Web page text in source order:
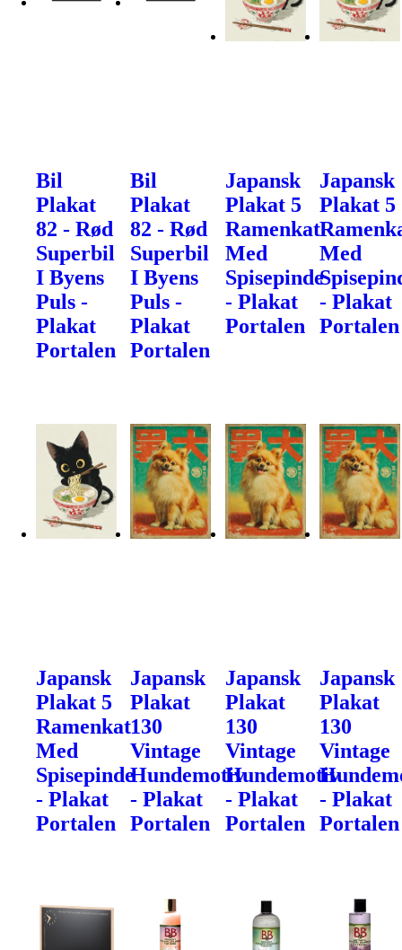
Bil
Plakat
82 - Rød
Superbil
I Byens
Puls -
Plakat
Portalen
Bil
Plakat
82 - Rød
Superbil
I Byens
Puls -
Plakat
Portalen
Japansk
Plakat 5
Ramenkat
Med
Spisepinde
- Plakat
Portalen
Japansk
Plakat 5
Med
- Plakat
Portalen
Japansk
Plakat 5
Ramenkat
Med
Spisepinde
- Plakat
Portalen
Japansk
Plakat
130
Vintage
Hundemotiv
- Plakat
Portalen
Japansk
Plakat
130
Vintage
Hundemotiv
- Plakat
Portalen
Japansk
Plakat
130
Vintage
- Plakat
Portalen